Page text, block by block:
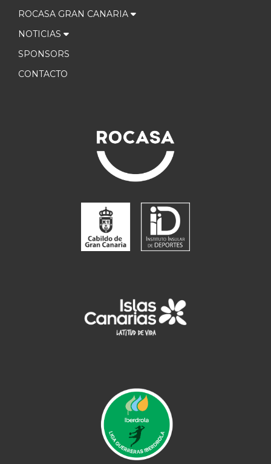
ROCASA GRAN CANARIA
NOTICIAS
SPONSORS
CONTACTO